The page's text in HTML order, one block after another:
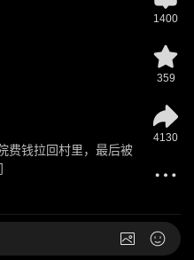
费钱拉回村里，最后被
1400
359
4130